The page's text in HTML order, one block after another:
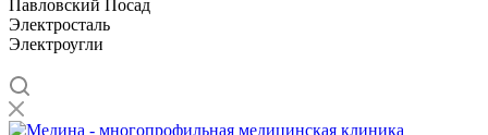
Павловский Посад
Электросталь
Электроугли